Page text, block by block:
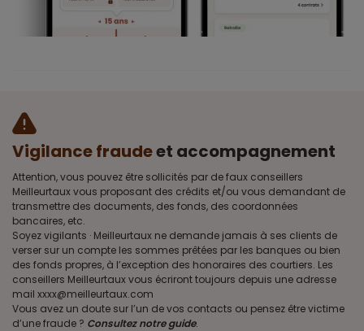
Vigilance fraudeet accompagnement
Attention, vous pouvez être sollicités par de faux conseillers
Meilleurtaux vous proposant des crédits et/ou vous demandant de
transmettre des documents, des fonds, des coordonnées
bancaires, etc.
Soyez vigilants · Meilleurtaux ne demande jamais à ses clients de
verser sur un compte les sommes prêtées par les banques ou bien
des fonds propres, à l’exception des honoraires des courtiers. Les
conseillers Meilleurtaux vous écriront toujours depuis une adresse
mail xxxx@meilleurtaux.com
Vous avez un doute sur l’un de vos contacts ou pensez être victime
d’une fraude ? Consultez notre guide.